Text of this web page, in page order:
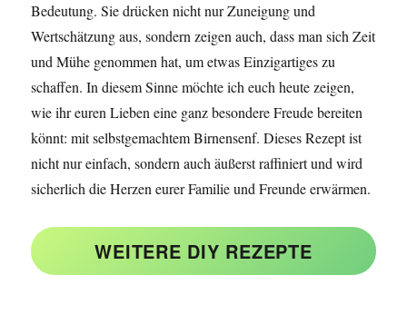
Bedeutung. Sie drücken nicht nur Zuneigung und
Wertschätzung aus, sondern zeigen auch, dass man sich Zeit
und Mühe genommen hat, um etwas Einzigartiges zu
schaffen. In diesem Sinne möchte ich euch heute zeigen,
wie ihr euren Lieben eine ganz besondere Freude bereiten
könnt: mit selbstgemachtem Birnensenf. Dieses Rezept ist
nicht nur einfach, sondern auch äußerst raffiniert und wird
sicherlich die Herzen eurer Familie und Freunde erwärmen.
WEITERE DIY REZEPTE